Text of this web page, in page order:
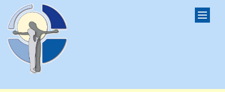
Zum Inhalt springen